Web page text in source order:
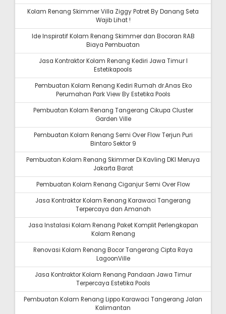
Kolam Renang Skimmer Villa Ziggy Potret By Danang Seta
Wajib Lihat !
Ide Inspiratif Kolam Renang Skimmer dan Bocoran RAB
Biaya Pembuatan
Jasa Kontraktor Kolam Renang Kediri Jawa Timur I
Estetikapools
Pembuatan Kolam Renang Kediri Rumah dr.Anas Eko
Perumahan Park View By Estetika Pools
Pembuatan Kolam Renang Tangerang Cikupa Cluster
Garden Ville
Pembuatan Kolam Renang Semi Over Flow Terjun Puri
Bintaro Sektor 9
Pembuatan Kolam Renang Skimmer Di Kavling DKI Meruya
Jakarta Barat
Pembuatan Kolam Renang Ciganjur Semi Over Flow
Jasa Kontraktor Kolam Renang Karawaci Tangerang
Terpercaya dan Amanah
Jasa Instalasi Kolam Renang Paket Komplit Perlengkapan
Kolam Renang
Renovasi Kolam Renang Bocor Tangerang Cipta Raya
LagoonVille
Jasa Kontraktor Kolam Renang Pandaan Jawa Timur
Terpercaya Estetika Pools
Pembuatan Kolam Renang Lippo Karawaci Tangerang Jalan
Kalimantan